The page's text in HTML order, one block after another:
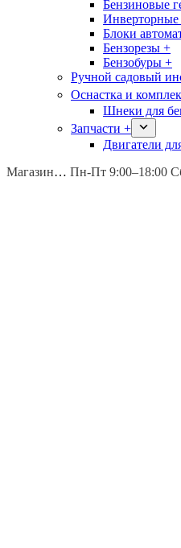
Бензиновые
Инверторные
Блоки
Бензорезы +
Бензобуры +
Ручной садовый
Оснастка и
Шнеки для
Запчасти +
Двигатели
Магазины: Калуга ул.
Пн-Пт 9:00–18:00